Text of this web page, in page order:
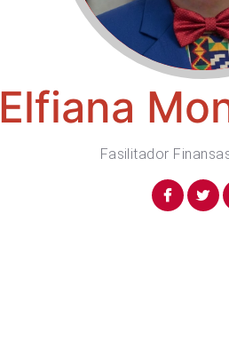
Elfiana
Fasilitador